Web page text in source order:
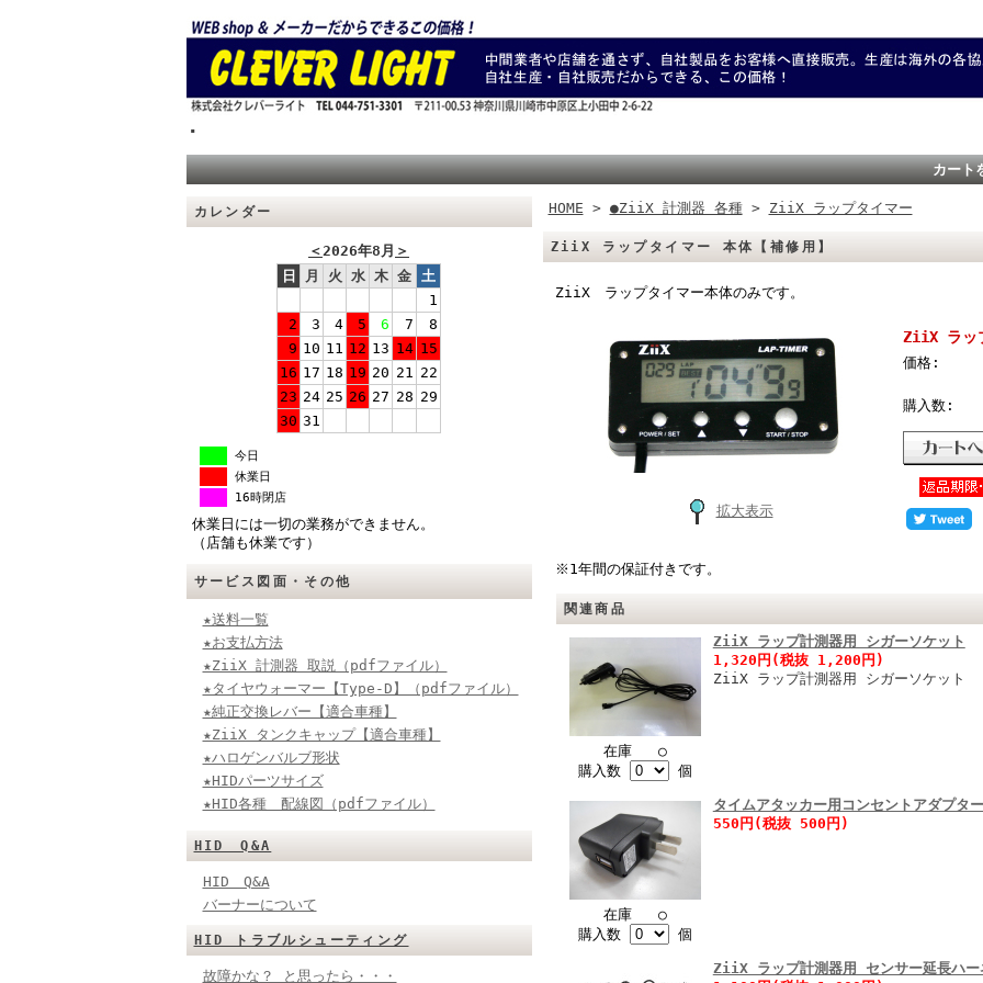
.
カート
カレンダー
＜2026年8月 ＞
日
月 火 水 木 金 土
1
2
3 4 5 6 7
8
9 10 11 12 13 14 15
16 17 18 19 20 21 22
23 24 25 26 27 28 29
30 31
今日
休業日
16時閉店
休業日には一切の業務ができません。
（店舗も休業です）
サービス図面・その他
★送料一覧
★お支払方法
★ZiiX 計測器 取説（pdfファイル）
★タイヤウォーマー【Type-D】（pdfファイル）
★純正交換レバー【適合車種】
★ZiiX タンクキャップ【適合車種】
★ハロゲンバルブ形状
★HIDパーツサイズ
★HID各種 配線図（pdfファイル）
HID Q&A
HID Q&A
バーナーについて
HID トラブルシューティング
故障かな？ と思ったら・・・
HOME > ●ZiiX 計測器 各種> ZiiX ラップタイマー
ZiiX ラップタイマー 本体【補修用】
ZiiX ラップタイマー本体のみです。
拡大表示
ZiiX ラッ
価格:
購入数:
※1年間の保証付きです。
関連商品
在庫 ○
購入数
個
ZiiX ラップ計測器用 シガーソケット
1,320円(税抜 1,200円)
ZiiX ラップ計測器用 シガーソケット
在庫 ○
購入数
個
タイムアタッカー用コンセントアダプター
550円(税抜 500円)
ZiiX ラップ計測器用 センサー延長ハー